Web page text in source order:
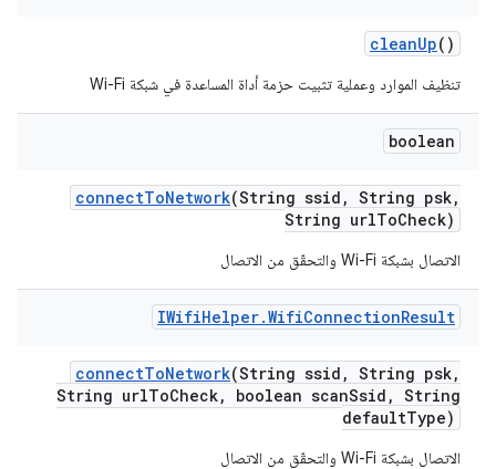
cleanUp()
تنظيف الموارد وعملية تثبيت حزمة أداة المساعدة في شبكة Wi-Fi
boolean
connectToNetwork(String ssid , String psk,
String urlToCheck)
الاتصال بشبكة Wi-Fi والتحقّق من الاتصال
IWifiHelper.WifiConnectionResult
connectToNetwork(String ssid , String psk,
String urlToCheck, boolean scanSsid , String
defaultType)
الاتصال بشبكة Wi-Fi والتحقّق من الاتصال